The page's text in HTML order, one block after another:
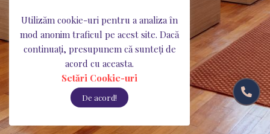
Politica de confidențialitate
Setări Cookie-uri
© 2026 SC Cozia Forest SA. Toate drepturile rezervate.
Utilizăm cookie-uri pentru a analiza în
mod anonim traficul pe acest site. Dacă
continuați, presupunem că sunteți de
acord cu aceasta.
Setări Cookie-uri
De acord!